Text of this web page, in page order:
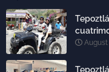
August